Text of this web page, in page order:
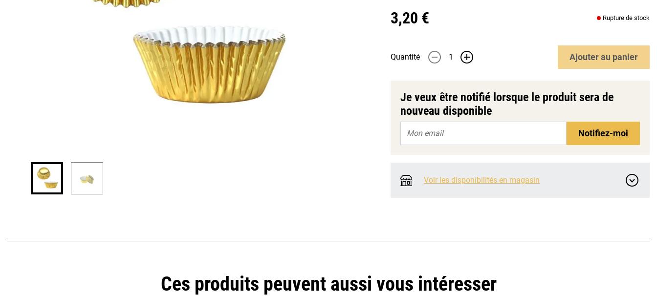
3,20 € Rupture de stock
Quantité - + Ajouterau panier
Je veux être notifié lorsque le produit sera de
nouveau disponible
Notifiez-moi
Voir les disponibilités en magasin
Ces produits peuvent aussi vous intéresser